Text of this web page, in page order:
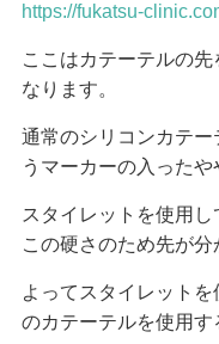
https://fukatsu-
ここはカテーテルの
なります。
通常のシリコンカテ
うマーカーの入ったや
スタイレットを使用し
この硬さのため先が分
よってスタイレット
のカテーテルを使用す